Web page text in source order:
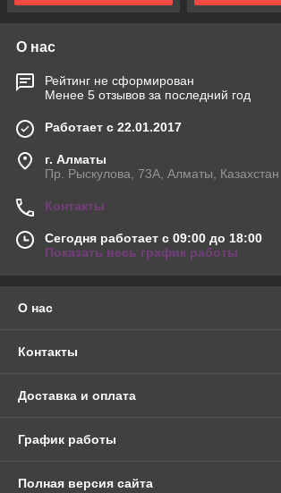
О нас
Рейтинг не сформирован
Менее 5 отзывов за последний год
Работает с 22.01.2017
г. Алматы
Пр. Рыскулова, 73А, Алматы, Казахстан
Контакты
Сегодня работает с 09:00 до 18:00
Показать весь график работы
О нас
Контакты
Доставка и оплата
График работы
Полная версия сайта